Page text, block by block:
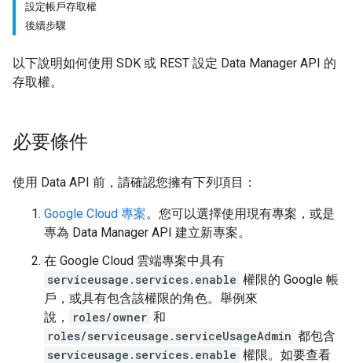
設定帳戶存取權
後續步驟
以下說明如何使用 SDK 或 REST 設定 Data Manager API 的
存取權。
必要條件
使用 Data API 前，請確認您擁有下列項目：
Google Cloud 專案。您可以選擇使用現有專案，或是
專為 Data Manager API 建立新專案。
在 Google Cloud 雲端專案中具有
serviceusage.services.enable 權限的 Google 帳
戶，或具有包含該權限的角色。舉例來
說，
roles/owner 和
roles/serviceusage.serviceUsageAdmin 都包含
serviceusage.services.enable 權限。如要查看